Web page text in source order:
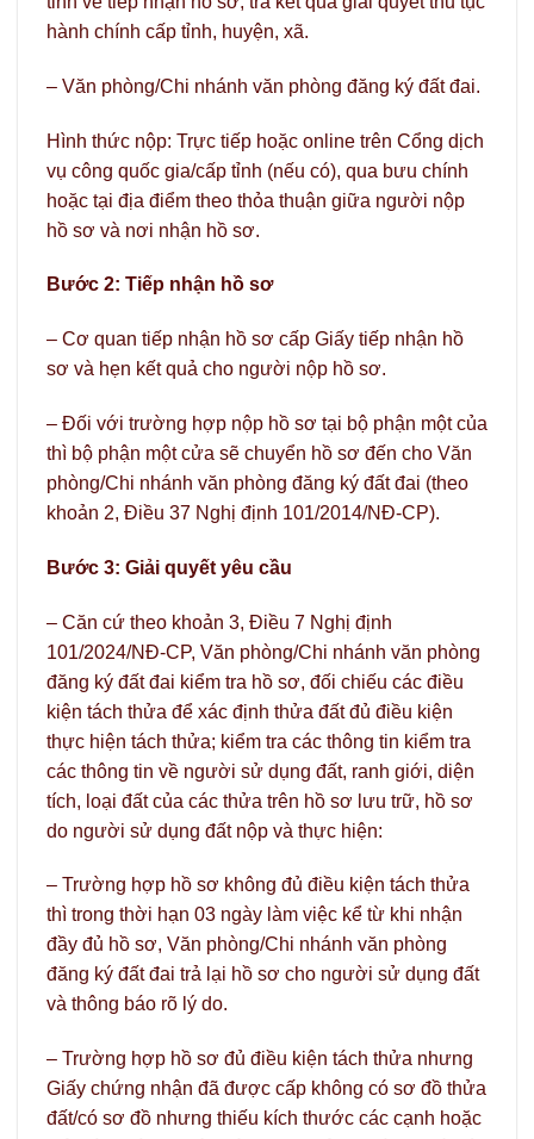
hành chính cấp tỉnh, huyện, xã.
– Văn phòng/Chi nhánh văn phòng đăng ký đất đai.
Hình thức nộp: Trực tiếp hoặc online trên Cổng dịch
vụ công quốc gia/cấp tỉnh (nếu có), qua bưu chính
hoặc tại địa điểm theo thỏa thuận giữa người nộp
hồ sơ và nơi nhận hồ sơ.
Bước 2: Tiếp nhận hồ sơ
– Cơ quan tiếp nhận hồ sơ cấp Giấy tiếp nhận hồ
sơ và hẹn kết quả cho người nộp hồ sơ.
– Đối với trường hợp nộp hồ sơ tại bộ phận một của
thì bộ phận một cửa sẽ chuyển hồ sơ đến cho Văn
phòng/Chi nhánh văn phòng đăng ký đất đai (theo
khoản 2, Điều 37 Nghị định 101/2014/NĐ-CP).
Bước 3: Giải quyết yêu cầu
– Căn cứ theo khoản 3, Điều 7 Nghị định
101/2024/NĐ-CP, Văn phòng/Chi nhánh văn phòng
đăng ký đất đai kiểm tra hồ sơ, đối chiếu các điều
kiện tách thửa để xác định thửa đất đủ điều kiện
thực hiện tách thửa; kiểm tra các thông tin kiểm tra
các thông tin về người sử dụng đất, ranh giới, diện
tích, loại đất của các thửa trên hồ sơ lưu trữ, hồ sơ
do người sử dụng đất nộp và thực hiện:
– Trường hợp hồ sơ không đủ điều kiện tách thửa
thì trong thời hạn 03 ngày làm việc kể từ khi nhận
đầy đủ hồ sơ, Văn phòng/Chi nhánh văn phòng
đăng ký đất đai trả lại hồ sơ cho người sử dụng đất
và thông báo rõ lý do.
– Trường hợp hồ sơ đủ điều kiện tách thửa nhưng
Giấy chứng nhận đã được cấp không có sơ đồ thửa
đất/có sơ đồ nhưng thiếu kích thước các cạnh hoặc